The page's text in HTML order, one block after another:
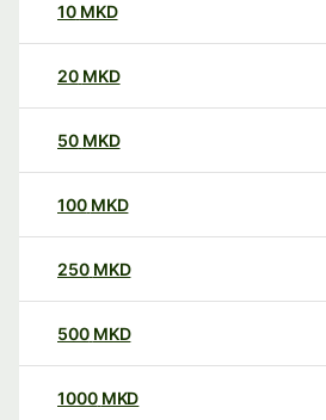
10 MKD
20 MKD
50 MKD
100 MKD
250 MKD
500 MKD
1000 MKD